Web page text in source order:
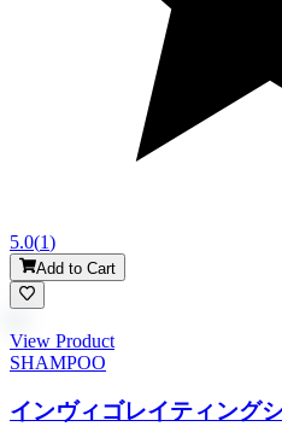
5.0(1)
Add to Cart
View Product
SHAMPOO
インヴィゴレイティング